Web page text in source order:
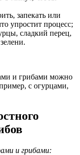
запекать или
упростит процесс;
сладкий перец,
и грибами можно
с огурцами,
и грибами: